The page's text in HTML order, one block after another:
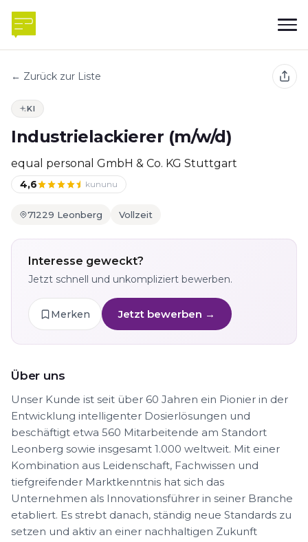
← Zurück zur Liste
KI
Industrielackierer (m/w/d)
equal personal GmbH & Co. KG Stuttgart
4,6 kununu
71229 Leonberg Vollzeit
Interesse geweckt?
Jetzt schnell und unkompliziert bewerben.
Merken Jetzt bewerben →
Über uns
Unser Kunde ist seit über 60 Jahren ein Pionier in der
Entwicklung intelligenter Dosierlösungen und
beschäftigt etwa 560 Mitarbeitende am Standort
Leonberg sowie insgesamt 1.000 weltweit. Mit einer
Kombination aus Leidenschaft, Fachwissen und
tiefgreifender Marktkenntnis hat sich das
Unternehmen als Innovationsführer in seiner Branche
etabliert. Es strebt danach, ständig neue Standards zu
setzen und aktiv an einer nachhaltigen Zukunft